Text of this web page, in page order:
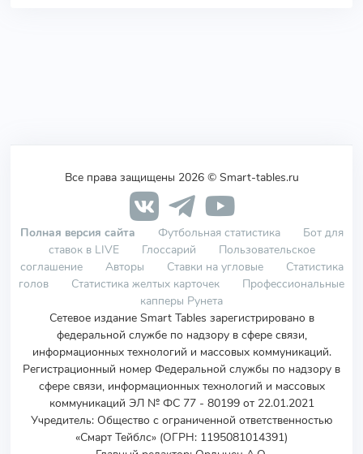
Все права защищены 2026 © Smart-tables.ru
Полная версия сайта Футбольная статистика
Бот для
ставок в LIVE
Глоссарий
Пользовательское
соглашение
Авторы Ставки на угловые
Статистика
голов
Статистика желтых карточек
Профессиональные
капперы Рунета
Сетевое издание Smart Tables зарегистрировано в
федеральной службе по надзору в сфере связи,
информационных технологий и массовых коммуникаций.
Регистрационный номер Федеральной службы по надзору в
сфере связи, информационных технологий и массовых
коммуникаций ЭЛ № ФС 77 - 80199 от 22.01.2021
Учредитель: Общество с ограниченной ответственностью
«Смарт Тейблс» (ОГРН: 1195081014391)